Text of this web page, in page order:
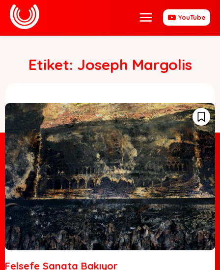
YouTube
Etiket: Joseph Margolis
Felsefe Sanata Bakıyor